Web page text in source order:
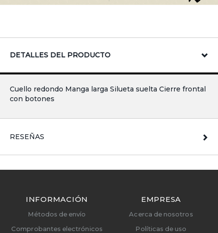
DETALLES DEL PRODUCTO
Cuello redondo Manga larga Silueta suelta Cierre frontal
con botones
RESEÑAS
INFORMACIÓN
Métodos de envío
Comprobantes electrónicos
EMPRESA
Acerca de nosotros
Políticas de uso